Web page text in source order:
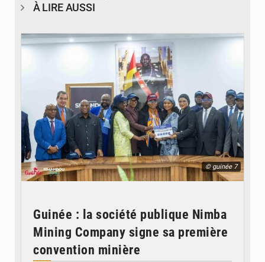
À LIRE AUSSI
© guinée 7
Guinée : la société publique Nimba
Mining Company signe sa première
convention minière